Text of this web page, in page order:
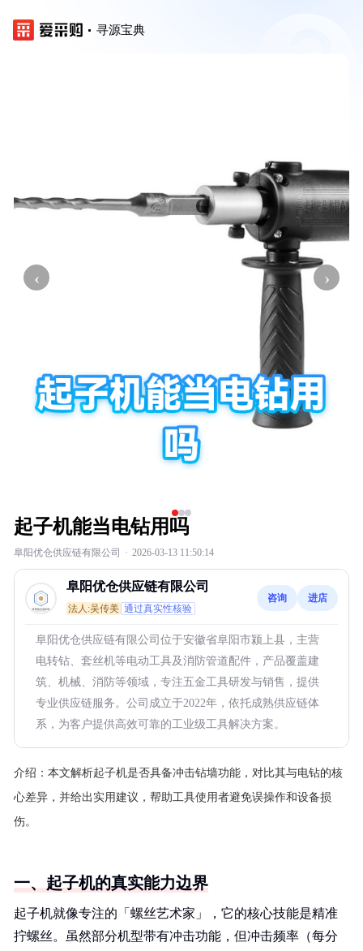
寻源宝典
‹ ›
起子机能当电钻用吗
阜阳优仓供应链有限公司 · 2026-03-13 11:50:14
阜阳优仓供应链有限公司
法人:吴传美 通过真实性核验
咨询 进店
阜阳优仓供应链有限公司位于安徽省阜阳市颍上县，主营
电转钻、套丝机等电动工具及消防管道配件，产品覆盖建
筑、机械、消防等领域，专注五金工具研发与销售，提供
专业供应链服务。公司成立于2022年，依托成熟供应链体
系，为客户提供高效可靠的工业级工具解决方案。
介绍： 本文解析起子机是否具备冲击钻墙功能，对比其与电钻的核
心差异，并给出实用建议，帮助工具使用者避免误操作和设备损
伤。
一、起子机的真实能力边界
起子机就像专注的「螺丝艺术家」，它的核心技能是精准
拧螺丝。虽然部分机型带有冲击功能，但冲击频率（每分